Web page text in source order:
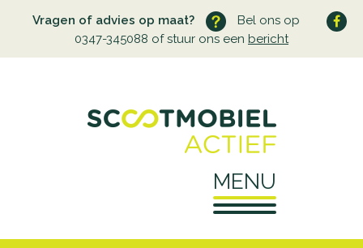
Vragen of advies op maat?
Bel ons op
0347-345088 of stuur ons een bericht
MENU